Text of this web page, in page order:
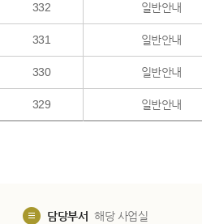
332 일반안내
331 일반안내
330 일반안내
329 일반안내
담당부서 해당 사업실